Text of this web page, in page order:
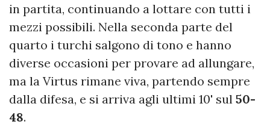
in partita, continuando a lottare con tutti i
mezzi possibili. Nella seconda parte del
quarto i turchi salgono di tono e hanno
diverse occasioni per provare ad allungare,
ma la Virtus rimane viva, partendo sempre
dalla difesa, e si arriva agli ultimi 10' sul 50-
48.